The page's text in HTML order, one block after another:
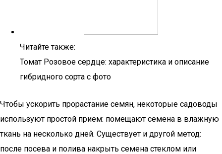
Читайте также:
Томат Розовое сердце: характеристика и описание
гибридного сорта с фото
Чтобы ускорить прорастание семян, некоторые садоводы
используют простой прием: помещают семена в влажную
ткань на несколько дней. Существует и другой метод:
после посева и полива накрыть семена стеклом или